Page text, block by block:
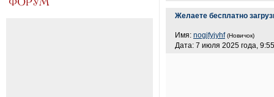
Желаете бесплатно
Имя: nogjfyjyhf (Новичок)
Дата: 7 июля 2025 года, 9:55